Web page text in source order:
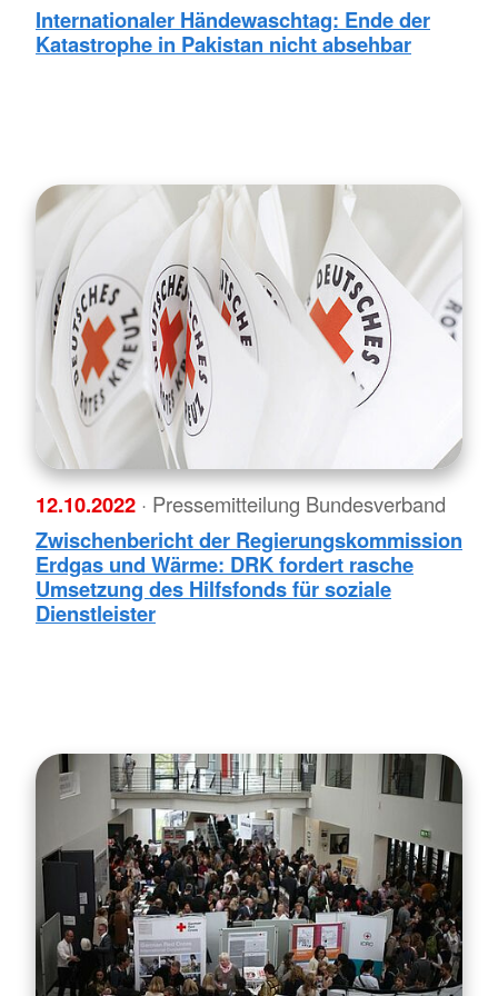
Internationaler Händewaschtag: Ende der
Katastrophe in Pakistan nicht absehbar
12.10.2022 · Pressemitteilung Bundesverband
Zwischenbericht der Regierungskommission
Erdgas und Wärme: DRK fordert rasche
Umsetzung des Hilfsfonds für soziale
Dienstleister